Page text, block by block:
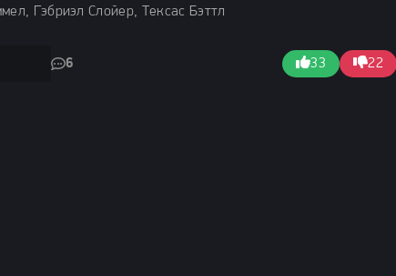
Гэбриэл Слойер, Тексас Бэттл
6 33 22